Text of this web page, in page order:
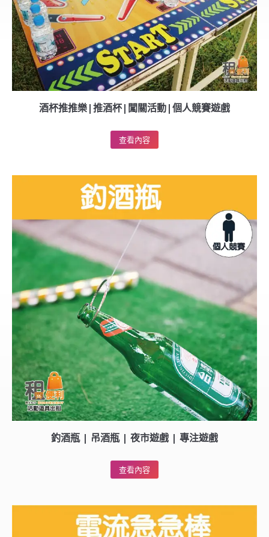
酒杯推推樂|推酒杯|闖關活動|個人競賽遊戲
查看內容
釣酒瓶 | 吊酒瓶 | 夜市遊戲 | 專注遊戲
查看內容